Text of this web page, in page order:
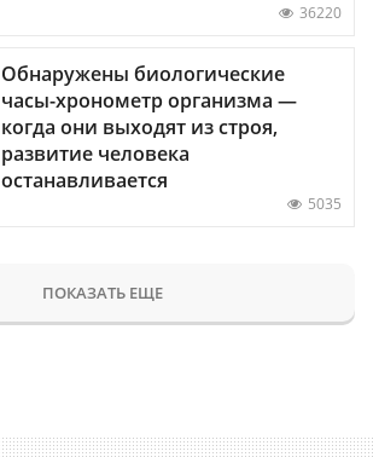
36220
Обнаружены биологические
часы-хронометр организма —
когда они выходят из строя,
развитие человека
останавливается
5035
ПОКАЗАТЬ ЕЩЕ